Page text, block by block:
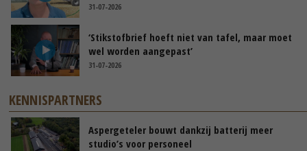
31-07-2026
‘Stikstofbrief hoeft niet van tafel, maar moet
wel worden aangepast’
31-07-2026
KENNISPARTNERS
Aspergeteler bouwt dankzij batterij meer
studio’s voor personeel